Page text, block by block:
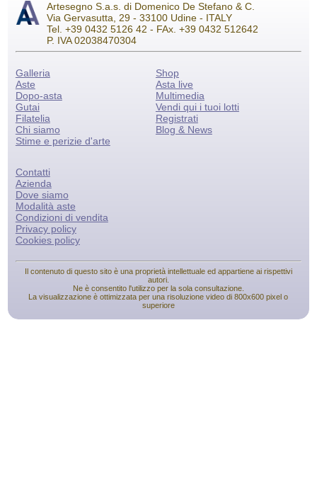
Artesegno S.a.s. di Domenico De Stefano & C.
Via Gervasutta, 29 - 33100 Udine - ITALY
Tel. +39 0432 5126 42 - FAx. +39 0432 512642
P. IVA 02038470304
Galleria
Aste
Dopo-asta
Gutai
Filatelia
Chi siamo
Stime e perizie d'arte
Shop
Asta live
Multimedia
Vendi qui i tuoi lotti
Registrati
Blog & News
Contatti
Azienda
Dove siamo
Modalità aste
Condizioni di vendita
Privacy policy
Cookies policy
Il contenuto di questo sito è una proprietà intellettuale ed appartiene ai rispettivi
autori.
Ne è consentito l'utilizzo per la sola consultazione.
La visualizzazione è ottimizzata per una risoluzione video di 800x600 pixel o
superiore